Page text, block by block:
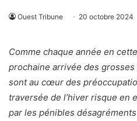
Ouest Tribune 20 octobre 2024
Comme chaque année en
prochaine arrivée des
sont au cœur des
traversée de l’hiver risque en
par les pénibles